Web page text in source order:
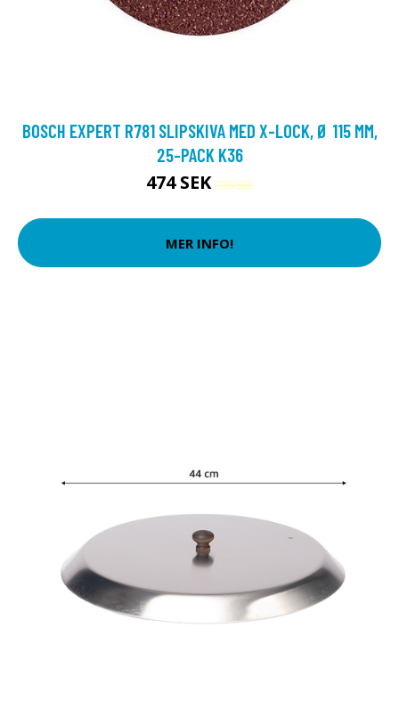
BOSCH EXPERT R781 SLIPSKIVA MED X-LOCK, Ø 115 MM,
25-PACK K36
474 SEK730 SEK
MER INFO!